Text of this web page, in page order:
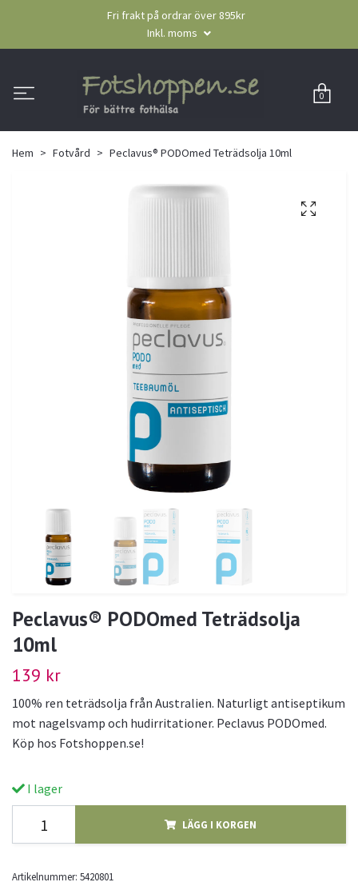
Fri frakt på ordrar över 895kr
Inkl. moms
0
Hem Fotvård Peclavus® PODOmed Teträdsolja 10ml
Peclavus® PODOmed Teträdsolja
10ml
139 kr
100% ren teträdsolja från Australien. Naturligt antiseptikum
mot nagelsvamp och hudirritationer. Peclavus PODOmed.
Köp hos Fotshoppen.se!
I lager
LÄGG I KORGEN
Artikelnummer: 5420801